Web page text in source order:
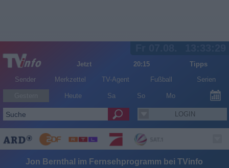
Jetzt 20:15
Tipps
Sender
Merkzettel TV-Agent Fußball Serien
Heute Sa So Mo
LOGIN
Jon Bernthal im Fernsehprogramm bei TVinfo